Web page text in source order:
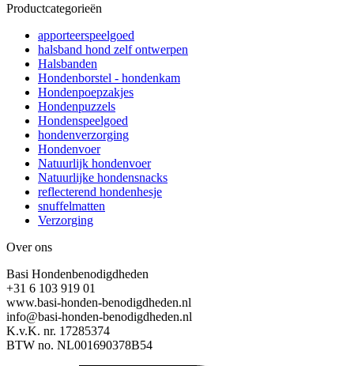
Productcategorieën
apporteerspeelgoed
halsband hond zelf ontwerpen
Halsbanden
Hondenborstel - hondenkam
Hondenpoepzakjes
Hondenpuzzels
Hondenspeelgoed
hondenverzorging
Hondenvoer
Natuurlijk hondenvoer
Natuurlijke hondensnacks
reflecterend hondenhesje
snuffelmatten
Verzorging
Over ons
Basi Hondenbenodigdheden
+31 6 103 919 01
www.basi-honden-benodigdheden.nl
info@basi-honden-benodigdheden.nl
K.v.K. nr. 17285374
BTW no. NL001690378B54